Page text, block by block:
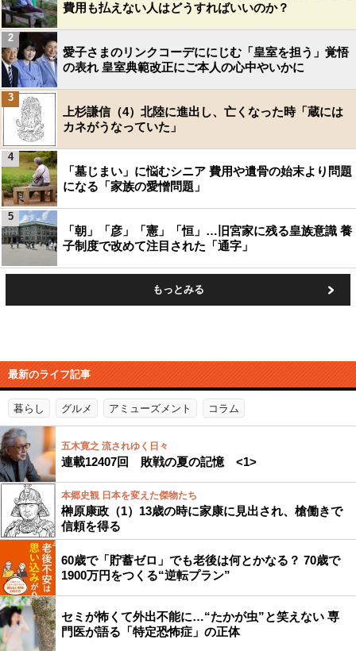
費用も払えない人はどうすればいいのか？
愛子さまのリンクコーデににじむ「皇室を担う」覚悟
の表れ 皇室典範改正にご本人の心中やいかに
2
上杉謙信（4）北陸に進出し、亡くなった時「蔵には
カネがうなっていた」
3
「墓じまい」に悩むシニア 費用や遺骨の始末より問題
になる「家族の愛憎問題」
4
「朝」「彦」「憲」「恒」…旧宮家に残る皇族意識 養
子制度で改めて注目された「通字」
5
もっとみる
最新のライフ記事
暮らし グルメ アミューズメント コラム
五木寛之 流されゆく日々
連載12407回 敗戦の夏の記憶 <1>
本郷史観 日本を変えた傑物たち
榊原康政（1）13歳の時に家康に見出され、槍働きで
信頼を得る
60歳で「貯蓄ゼロ」でも老後は何とかなる？ 70歳で
1900万円をつくる“逆転プラン”
セミが怖くて外出不能に…“たかが虫”と笑えない 専
門医が語る「特定恐怖症」の正体